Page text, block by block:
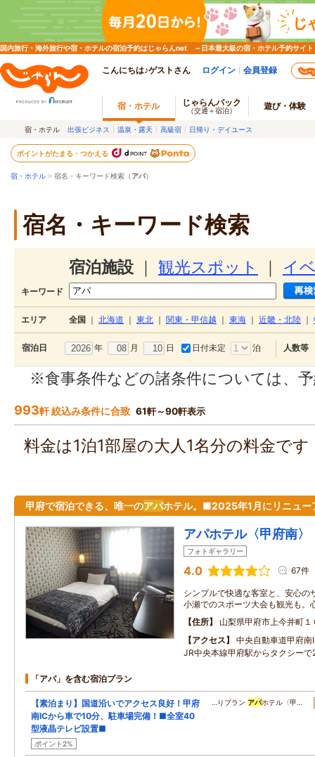
国内旅行・海外旅行や宿・ホテルの宿泊予約はじゃらんnet ～日本最大級の宿・ホテル予約サイト
こんにちは♪ゲストさん ログイン 会員登録
宿・ホテル じゃらんパック
（交通＋宿泊） 遊び・体験
宿・ホテル 出張ビジネス 温泉・露天 高級宿 日帰り・デイユース
ポイントがたまる・つかえる
宿・ホテル > 宿名・キーワード検索（アパ）
宿名・キーワード検索
宿泊施設 観光スポット イ
キーワード
エリア 全国 北海道 東北 関東・甲信越 東海 近畿・北陸
宿泊日 年 月 日 日付未定 泊 人数等
※食事条件などの諸条件については、
993軒 絞込み条件に合致 61軒～90軒表示
料金は1泊1部屋の大人1名分の料金で
甲府で宿泊できる、唯一のアパホテル。■2025年1月にリニュー
アパホテル〈甲府南〉
フォトギャラリー
4.0 67件
シンプルで快適な客室と、安心の
小瀬でのスポーツ大会も観光も。
住所
山梨県甲府市上今井町１
アクセス
中央自動車道甲府
JR中央本線甲府駅からタクシー
「アパ」を含む宿泊プラン
【素泊まり】国道沿いでアクセス良好！甲府
南ICから車で10分、駐車場完備！■全室40
型液晶テレビ設置■
ポイント2%
…りプラン アパホテル〈甲…